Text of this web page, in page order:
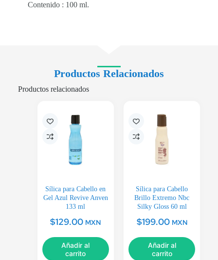
Contenido : 100 ml.
Productos Relacionados
Productos relacionados
Sílica para Cabello en
Gel Azul Revive Anven
133 ml
$129.00 MXN
Añadir al
carrito
Sílica para Cabello
Brillo Extremo Nbc
Silky Gloss 60 ml
$199.00 MXN
Añadir al
carrito